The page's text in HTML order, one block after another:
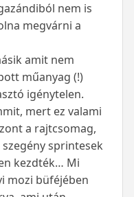
nem is
megvárni a
amit nem
műanyag (!)
igénytelen.
mert ez valami
a rajtcsomag,
sprintesek
kezdték… Mi
mozi büféjében